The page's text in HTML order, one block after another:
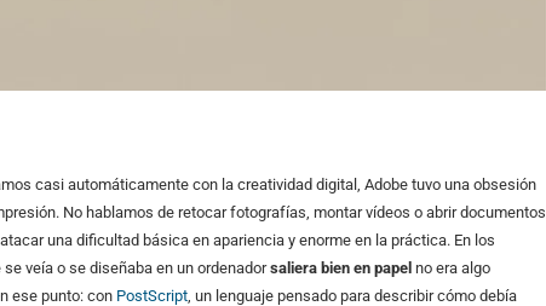
casi automáticamente con la creatividad digital, Adobe tuvo una obsesión
No hablamos de retocar fotografías, montar vídeos o abrir documentos
una dificultad básica en apariencia y enorme en la práctica. En los
veía o se diseñaba en un ordenadorsaliera bien en papel no era algo
ese punto: con PostScript , un lenguaje pensado para describir cómo debía